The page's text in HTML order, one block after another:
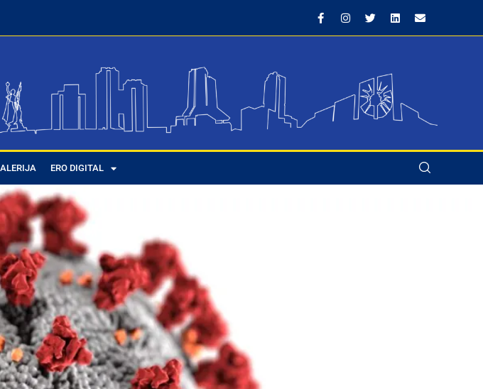
ERO DIGITAL